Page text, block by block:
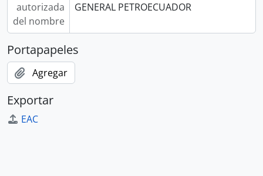
autorizada
del nombre
GENERAL PETROECUADOR
Portapapeles
Agregar
Exportar
EAC